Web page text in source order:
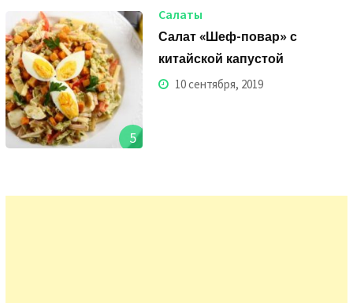
5
Салаты
Салат «Шеф-повар» с
китайской капустой
10 сентября, 2019